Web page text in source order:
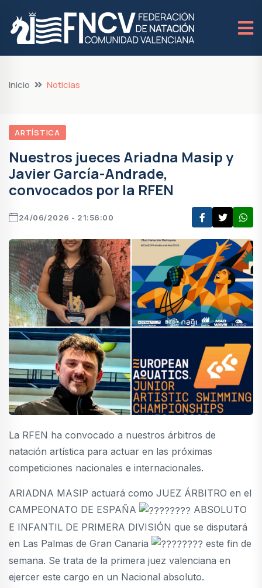
Inicio Noticias
ARTÍSTICA
Nuestros jueces Ariadna Masip y
Javier García-Andrade,
convocados por la RFEN
24/06/2026 - 21:56:00
La RFEN ha convocado a nuestros árbitros de
natación artística para actuar en las próximas
competiciones nacionales e internacionales.
ARIADNA MASIP actuará como JUEZ ÁRBITRO en el
CAMPEONATO DE ESPAÑA
ABSOLUTO
E INFANTIL DE PRIMERA DIVISIÓN que se disputará
en Las Palmas de Gran Canaria
este fin de
semana. Se trata de la primera juez valenciana en
ejercer este cargo en un Nacional absoluto.